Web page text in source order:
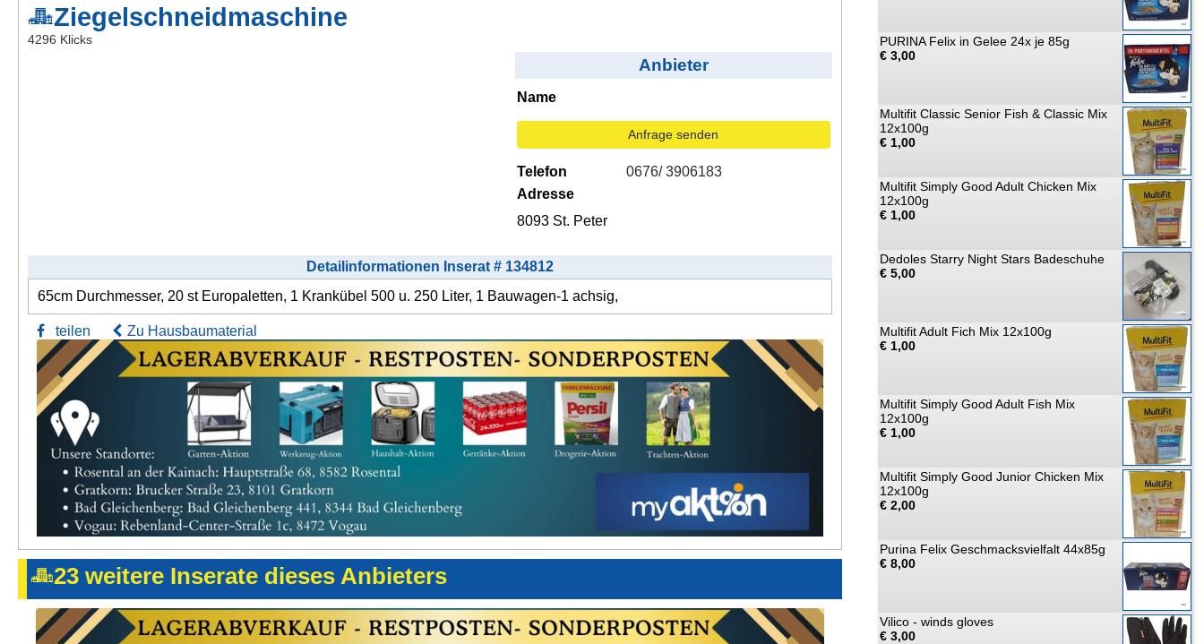
Kontakt
PURINA Felix in Gelee 24x je 85g
€ 3,00
Multifit Classic Senior Fish & Classic Mix
12x100g
€ 1,00
Multifit Simply Good Adult Chicken Mix
12x100g
€ 1,00
Dedoles Starry Night Stars Badeschuhe
€ 5,00
Multifit Adult Fich Mix 12x100g
€ 1,00
Multifit Simply Good Adult Fish Mix
12x100g
€ 1,00
Multifit Simply Good Junior Chicken Mix
12x100g
€ 2,00
Purina Felix Geschmacksvielfalt 44x85g
€ 8,00
Vilico - winds gloves
€ 3,00
Ziegelschneidmaschine
4296 Klicks
Anbieter
Name
Anfrage senden
Telefon
0676/ 3906183
Adresse
8093 St. Peter
Detailinformationen Inserat # 134812
65cm Durchmesser, 20 st Europaletten, 1 Krankübel 500 u. 250 Liter, 1 Bauwagen-1 achsig,
teilen Zu Hausbaumaterial
23 weitere Inserate dieses Anbieters